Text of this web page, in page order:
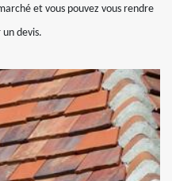
et vous pouvez vous rendre
devis.